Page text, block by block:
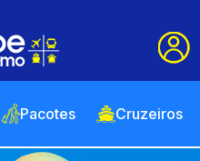
Pacotes Cruzeiros